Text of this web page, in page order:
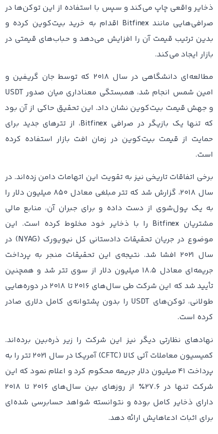
ذخایر واقعی چاپ می‌کند و سپس با استفاده از این توکن‌ها در
صرافی‌هایی مانند Bitfinex اقدام به خرید بیت‌کوین کرده و
بدین ترتیب قیمت آن را افزایش می‌دهد و حباب‌های قیمتی در
بازار ایجاد می‌کند.
مطالعه‌ای دانشگاهی در سال ۲۰۱۸ که توسط جان گریفین و
امین شمس انجام شد، همبستگی معناداری میان صدور USDT
و جهش قیمت بیت‌کوین نشان داد. این تحقیق حاکی از آن بود
که تنها یک بازیگر در صرافی Bitfinex، از تترهای جدید برای
حمایت از قیمت بیت‌کوین در زمان افت بازار استفاده کرده
است.
برخی اتفاقات تاریخی نیز به تقویت این اتهامات دامن زده‌اند. در
سال ۲۰۱۸، گزارش شد که تتر مبلغی معادل ۸۵۰ میلیون دلار را
به یک پول‌شوی از دست داده و برای جبران آن، منابع مالی
مشتریان Bitfinex را با ذخایر خود مخلوط کرده است. این
موضوع در جریان تحقیقات دادستانی کل نیویورک (NYAG) در
سال ۲۰۲۱ افشا شد. نتیجه‌ی این تحقیقات منجر به پرداخت
جریمه‌ای معادل ۱۸.۵ میلیون دلار از سوی تتر شد و همچنین
تأیید شد که این شرکت طی سال‌های ۲۰۱۶ تا ۲۰۱۸ در دوره‌هایی
طولانی، توکن‌های USDT را بدون پشتوانه‌ی کامل دلاری صادر
کرده است.
نهادهای نظارتی دیگر نیز این شرکت را زیر ذره‌بین برده‌اند.
کمیسیون معاملات آتی کالا (CFTC) آمریکا در سال ۲۰۲۱ تتر را به
پرداخت ۴۱ میلیون دلار جریمه محکوم کرد و اعلام نمود که این
شرکت تنها در ۲۷.۶٪ از روزهای بین سال‌های ۲۰۱۶ تا ۲۰۱۸
دارای ذخایر کامل بوده و نتوانسته شواهد حسابرسی‌ شده‌ای
برای اثبات ادعاهایش ارائه دهد.